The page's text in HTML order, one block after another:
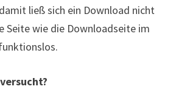
ließ sich ein Download nicht
Seite wie die Downloadseite im